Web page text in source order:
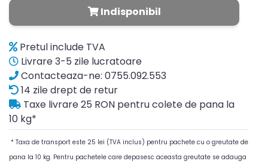
Indisponibil
Pretul include TVA
Livrare 3-5 zile lucratoare
Contacteaza-ne: 0755.092.553
14 zile drept de retur
Taxe livrare 25 RON pentru colete de pana la
10 kg*
* Taxa de transport este 25 lei (TVA inclus) pentru pachete cu o greutate de
pana la 10 kg. Pentru pachetele care depasesc aceasta greutate se adauga